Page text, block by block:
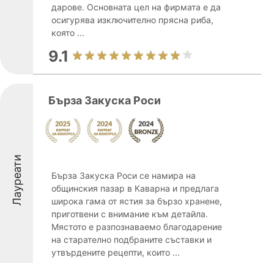
дарове. Основната цел на фирмата е да
осигурява изключително прясна риба,
която ...
9.1
Лауреати
Бърза Закуска Роси
Бърза Закуска Роси се намира на
общинския пазар в Каварна и предлага
широка гама от ястия за бързо хранене,
приготвени с внимание към детайла.
Мястото е разпознаваемо благодарение
на старателно подбраните съставки и
утвърдените рецепти, които ...